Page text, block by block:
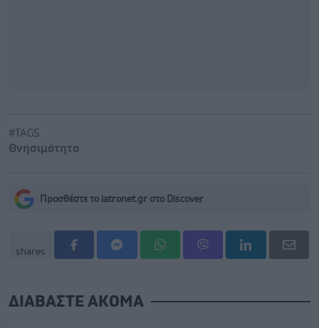
#TAGS
Θνησιμότητα
Προσθέστε το iatronet.gr στο Discover
shares
ΔΙΑΒΑΣΤΕ ΑΚΟΜΑ